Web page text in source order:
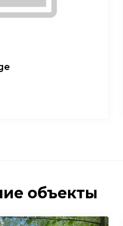
объекты